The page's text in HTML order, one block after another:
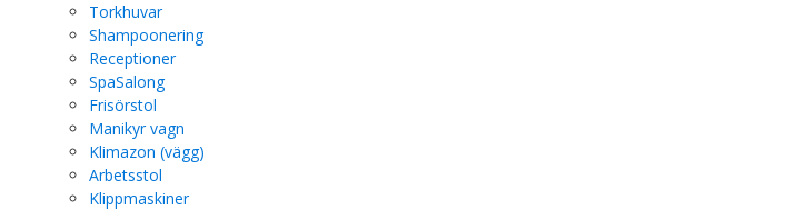
Torkhuvar
Shampoonering
Receptioner
SpaSalong
Frisörstol
Manikyr vagn
Klimazon (vägg)
Arbetsstol
Klippmaskiner